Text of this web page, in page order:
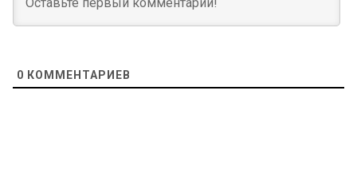
0 КОММЕНТАРИЕВ